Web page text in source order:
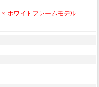
ホワイトフレームモデル